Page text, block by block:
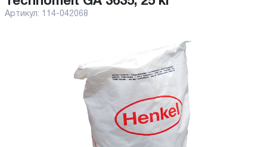
Артикул: 114-042068